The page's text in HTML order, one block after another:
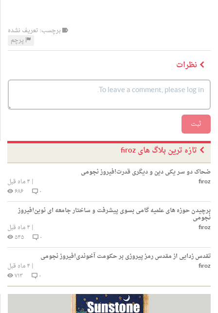
برچسب: تعریف نشده
پرچم
نظرات
ثبت
تازه ترین بلاگ های firoz
ضحاک دو سر یکی دین و دیگری قدرت!فیروز نجومی
firoz
| ۴ ماه قبل
۰
۶۸۶
برچیدن حوزه های علمیه گامی بسوی پیشرفت و ساختار جامعه ای نوین!فیروز
نجومی
firoz
| ۴ ماه قبل
۰
۵۴۵
تقدس زدایی از مقدس رمز پیروزی بر حکومت آخوندی!فیروز نجومی
firoz
| ۴ ماه قبل
۰
۷۱۳